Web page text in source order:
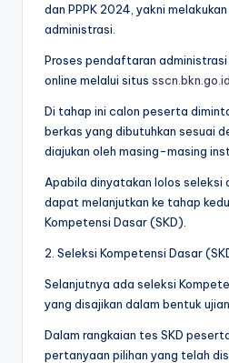
dan PPPK 2024, yakni
administrasi.
Proses pendaftaran
online melalui situs sscn.bkn.go.id.
Di tahap ini calon peserta
berkas yang dibutuhkan sesuai
diajukan oleh masing-masing
Apabila dinyatakan lolos seleksi
dapat melanjutkan ke tahap
Kompetensi Dasar (SKD).
2. Seleksi Kompetensi Dasar
Selanjutnya ada seleksi
yang disajikan dalam bentuk
Dalam rangkaian tes SKD
pertanyaan pilihan yang telah